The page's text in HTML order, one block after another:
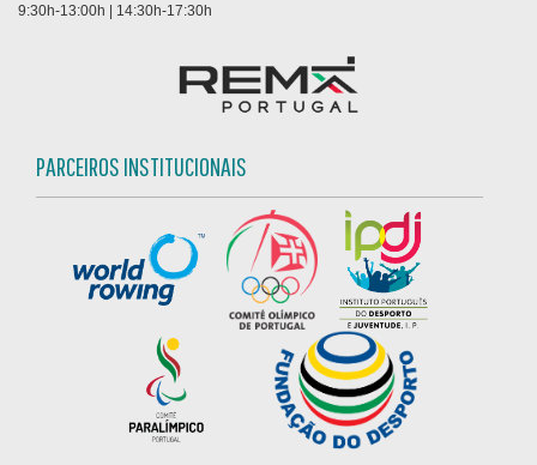
9:30h-13:00h | 14:30h-17:30h
PARCEIROS INSTITUCIONAIS